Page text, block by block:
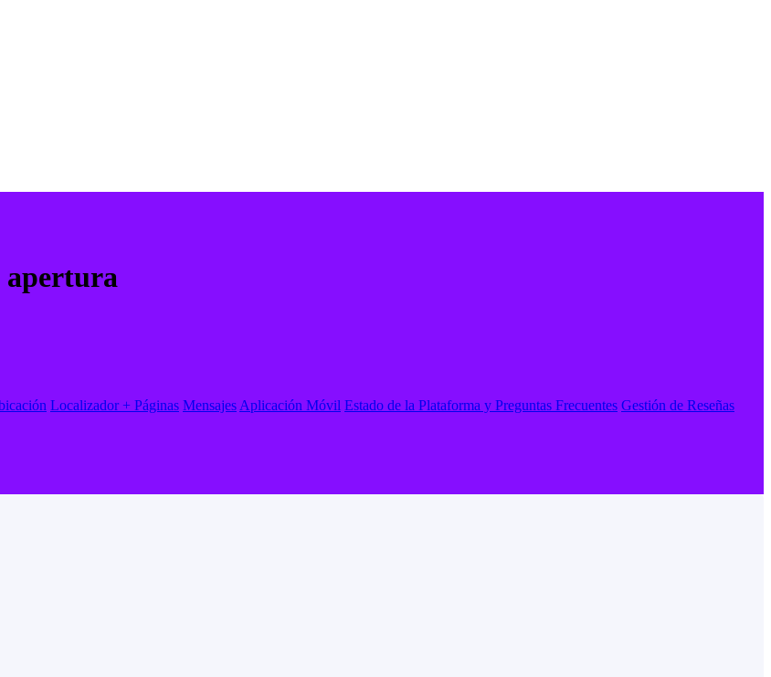
apertura
Localizador + Páginas Mensajes Aplicación Móvil Estado de la Plataforma y Preguntas Frecuentes Gestión de Reseñas